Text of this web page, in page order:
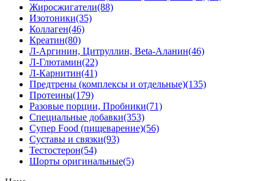
Жиросжигатели(88)
Изотоники(35)
Коллаген(46)
Креатин(80)
Л-Аргинин, Цитруллин, Beta-Аланин(46)
Л-Глютамин(22)
Л-Карнитин(41)
Предтрены (комплексы и отдельные)(135)
Протеины(179)
Разовые порции, Пробники(71)
Специальные добавки(353)
Супер Food (пищеварение)(56)
Суставы и связки(93)
Тестостерон(54)
Шорты оригинальные(5)